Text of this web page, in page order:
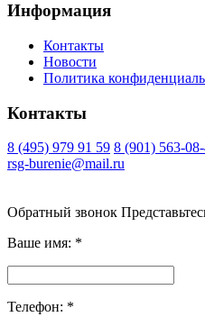
Информация
Контакты
Новости
Политика
Контакты
8 (495) 979 91 59 8 (901) 563-
rsg-burenie@mail.ru
Обратный звонок
Ваше имя: *
Телефон: *